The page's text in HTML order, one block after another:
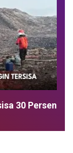
30 Persen